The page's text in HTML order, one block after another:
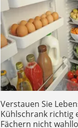
Verstauen Sie
Kühlschrank richtig
Fächern nicht